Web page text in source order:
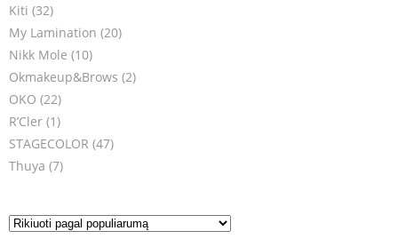
Kiti (32)
My Lamination (20)
Nikk Mole (10)
Okmakeup&Brows (2)
OKO (22)
R’Cler (1)
STAGECOLOR (47)
Thuya (7)